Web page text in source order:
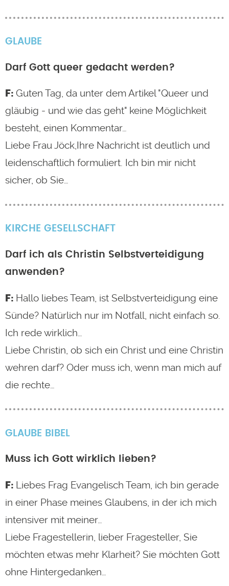
GLAUBE
Darf Gott queer gedacht werden?
Guten Tag, da unter dem Artikel "Queer und
gläubig - und wie das geht" keine Möglichkeit
besteht, einen Kommentar…
Liebe Frau Jöck,Ihre Nachricht ist deutlich und
leidenschaftlich formuliert. Ich bin mir nicht
sicher, ob Sie…
KIRCHE GESELLSCHAFT
Darf ich als Christin Selbstverteidigung
anwenden?
Hallo liebes Team, ist Selbstverteidigung eine
Sünde? Natürlich nur im Notfall, nicht einfach so.
Ich rede wirklich…
Liebe Christin, ob sich ein Christ und eine Christin
wehren darf? Oder muss ich, wenn man mich auf
die rechte…
GLAUBE BIBEL
Muss ich Gott wirklich lieben?
Liebes Frag Evangelisch Team, ich bin gerade
in einer Phase meines Glaubens, in der ich mich
intensiver mit meiner…
Liebe Fragestellerin, lieber Fragesteller, Sie
möchten etwas mehr Klarheit? Sie möchten Gott
ohne Hintergedanken…